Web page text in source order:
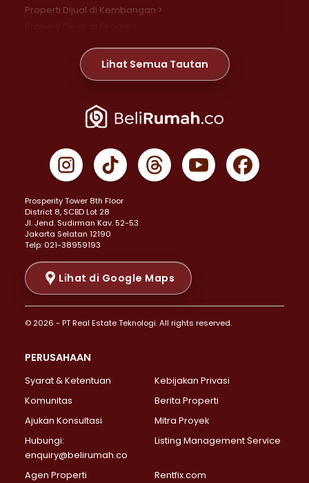
Properti Dijual di Kembangan >
Properti Dijual di Meruya >
Properti Dijual di Jelambar >
Properti Dijual di Jakarta Pusat >
Properti Dijual di Gambir >
Properti Dijual di Johar Baru >
Properti Dijual di Menteng >
Properti Dijual di Senen >
Properti Dijual di Tanah Abang >
Properti Dijual di Cikini >
Properti Dijual di Kramat >
Properti Dijual di Pasar Baru >
Properti Dijual di Bendungan Hilir >
Properti Dijual di Jakarta Selatan >
Properti Dijual di Lebak Bulus >
Properti Dijual di Gandaria Selatan >
Properti Dijual di Pondok Labu >
Properti Dijual di Lenteng Agung >
Properti Dijual di Senayan >
Properti Dijual di Pondok Pinang >
Lihat Semua Tautan
Prosperity Tower 8th Floor
District 8, SCBD Lot 28
JI. Jend. Sudirman Kav. 52-53
Jakarta Selatan 12190
Telp: 021-38959193
Lihat di Google Maps
© 2026 - PT Real Estate Teknologi. All rights reserved.
PERUSAHAAN
Syarat & Ketentuan
Kebijakan Privasi
Komunitas
Berita Properti
Ajukan Konsultasi
Mitra Proyek
Hubungi:
enquiry@belirumah.co
Listing Management Service
Agen Properti Rentfix.com